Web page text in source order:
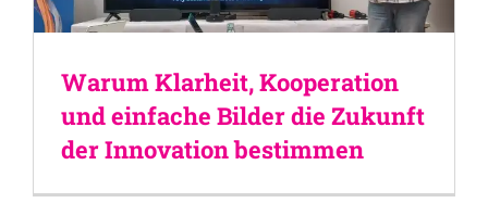
Warum Klarheit, Kooperation
und einfache Bilder die Zukunft
der Innovation bestimmen